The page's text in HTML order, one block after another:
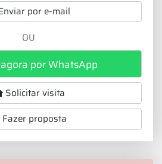
por e-mail
OU
por WhatsApp
Solicitar visita
Fazer proposta